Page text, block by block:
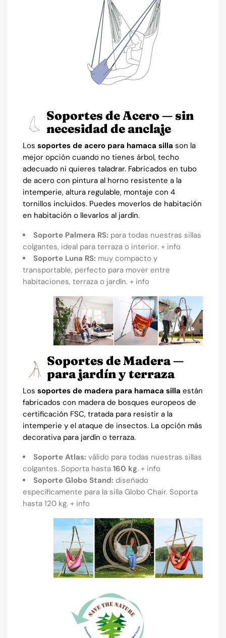
Soportes de Acero — sin
necesidad de anclaje
Los soportes de acero para hamaca silla son la
mejor opción cuando no tienes árbol, techo
adecuado ni quieres taladrar. Fabricados en tubo
de acero con pintura al horno resistente a la
intemperie, altura regulable, montaje con 4
tornillos incluidos. Puedes moverlos de habitación
en habitación o llevarlos al jardín.
Soporte Palmera RS: para todas nuestras sillas
colgantes, ideal para terraza o interior. + info
Soporte Luna RS: muy compacto y
transportable, perfecto para mover entre
habitaciones, terraza o jardín. + info
Soportes de Madera —
para jardín y terraza
Los soportes de madera para hamaca silla están
fabricados con madera de bosques europeos de
certificación FSC, tratada para resistir a la
intemperie y el ataque de insectos. La opción más
decorativa para jardín o terraza.
Soporte Atlas: válido para todas nuestras sillas
colgantes. Soporta hasta 160 kg. + info
Soporte Globo Stand: diseñado
específicamente para la silla Globo Chair. Soporta
hasta 120 kg. + info